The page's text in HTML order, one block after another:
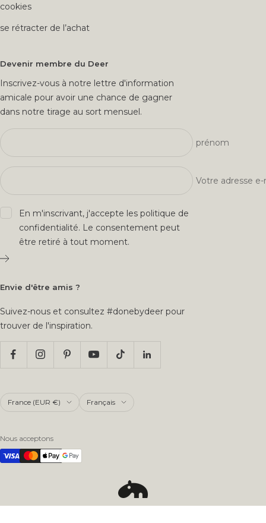
cookies
se rétracter de l’achat
Devenir membre du Deer
Inscrivez-vous à notre lettre d'information
amicale pour avoir une chance de gagner
dans notre tirage au sort mensuel.
prénom
Votre adresse e-
En m'inscrivant, j'accepte les politique de
confidentialité. Le consentement peut
être retiré à tout moment.
Envie d'être amis ?
Suivez-nous et consultez #donebydeer pour
trouver de l'inspiration.
Pays/région France (EUR €) Langue
Français
Nous acceptons